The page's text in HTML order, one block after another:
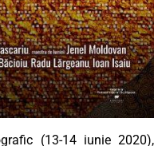
(13-14 iunie 2020),